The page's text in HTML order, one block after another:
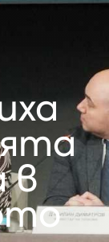
в